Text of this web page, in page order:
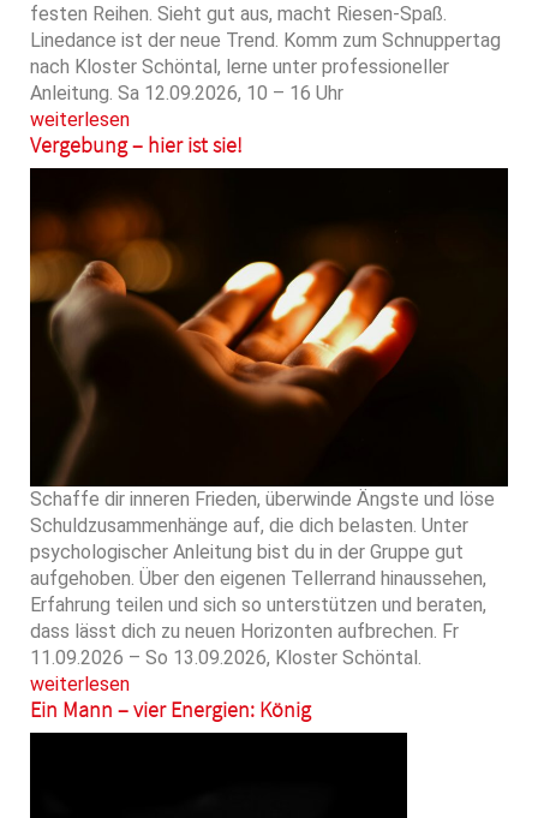
festen Reihen. Sieht gut aus, macht Riesen-Spaß.
Linedance ist der neue Trend. Komm zum Schnuppertag
nach Kloster Schöntal, lerne unter professioneller
Anleitung. Sa 12.09.2026, 10 – 16 Uhr
weiterlesen
Vergebung – hier ist sie!
Schaffe dir inneren Frieden, überwinde Ängste und löse
Schuldzusammenhänge auf, die dich belasten. Unter
psychologischer Anleitung bist du in der Gruppe gut
aufgehoben. Über den eigenen Tellerrand hinaussehen,
Erfahrung teilen und sich so unterstützen und beraten,
dass lässt dich zu neuen Horizonten aufbrechen. Fr
11.09.2026 – So 13.09.2026, Kloster Schöntal.
weiterlesen
Ein Mann – vier Energien: König